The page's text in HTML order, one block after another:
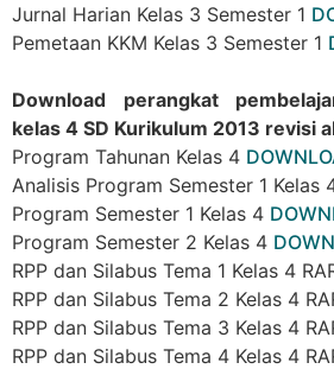
Jurnal Harian Kelas 3 Semester 1
Pemetaan KKM Kelas 3 Semester 1
Download perangkat
kelas 4 SD Kurikulum 2013 revisi
Program Tahunan Kelas 4
Analisis Program Semester 1 Kelas
Program Semester 1 Kelas 4
Program Semester 2 Kelas 4
RPP dan Silabus Tema 1 Kelas 4
RPP dan Silabus Tema 2 Kelas 4
RPP dan Silabus Tema 3 Kelas 4
RPP dan Silabus Tema 4 Kelas 4